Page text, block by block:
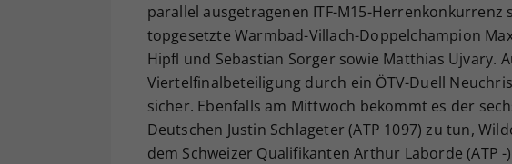
parallel ausgetragenen ITF-M15-
topgesetzte Warmbad-Villach-Doppelchampion
Hipfl und Sebastian Sorger sowie Matthias Ujvary.
Viertelfinalbeteiligung durch ein ÖTV-Duell
sicher. Ebenfalls am Mittwoch bekommt es der
Deutschen Justin Schlageter (ATP 1097) zu tun,
dem Schweizer Qualifikanten Arthur Laborde (ATP -